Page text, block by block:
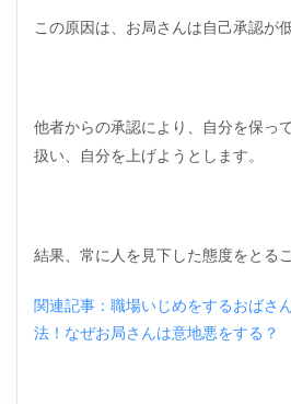
を入
れて
定で考
える
間関
る一
番大
この原因は、お局さんは自己承認が
他者からの承認により、自分を保っ
扱い、自分を上げようとします。
結果、常に人を見下した態度をとる
関連記事：職場いじめをするおばさ
法！なぜお局さんは意地悪をする？